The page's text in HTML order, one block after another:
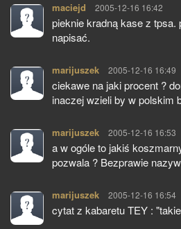
maciejd pisze:
2005-12-16 16:42
pieknie kradną kase z
napisać.
marijuszek pisze:
2005-12-16 16:49
ciekawe na jaki procent ?
inaczej wzieli by w polskim
marijuszek pisze:
2005-12-16 16:53
a w ogóle to jakiś
pozwala ? Bezprawie
marijuszek pisze:
2005-12-16 16:54
cytat z kabaretu TEY :